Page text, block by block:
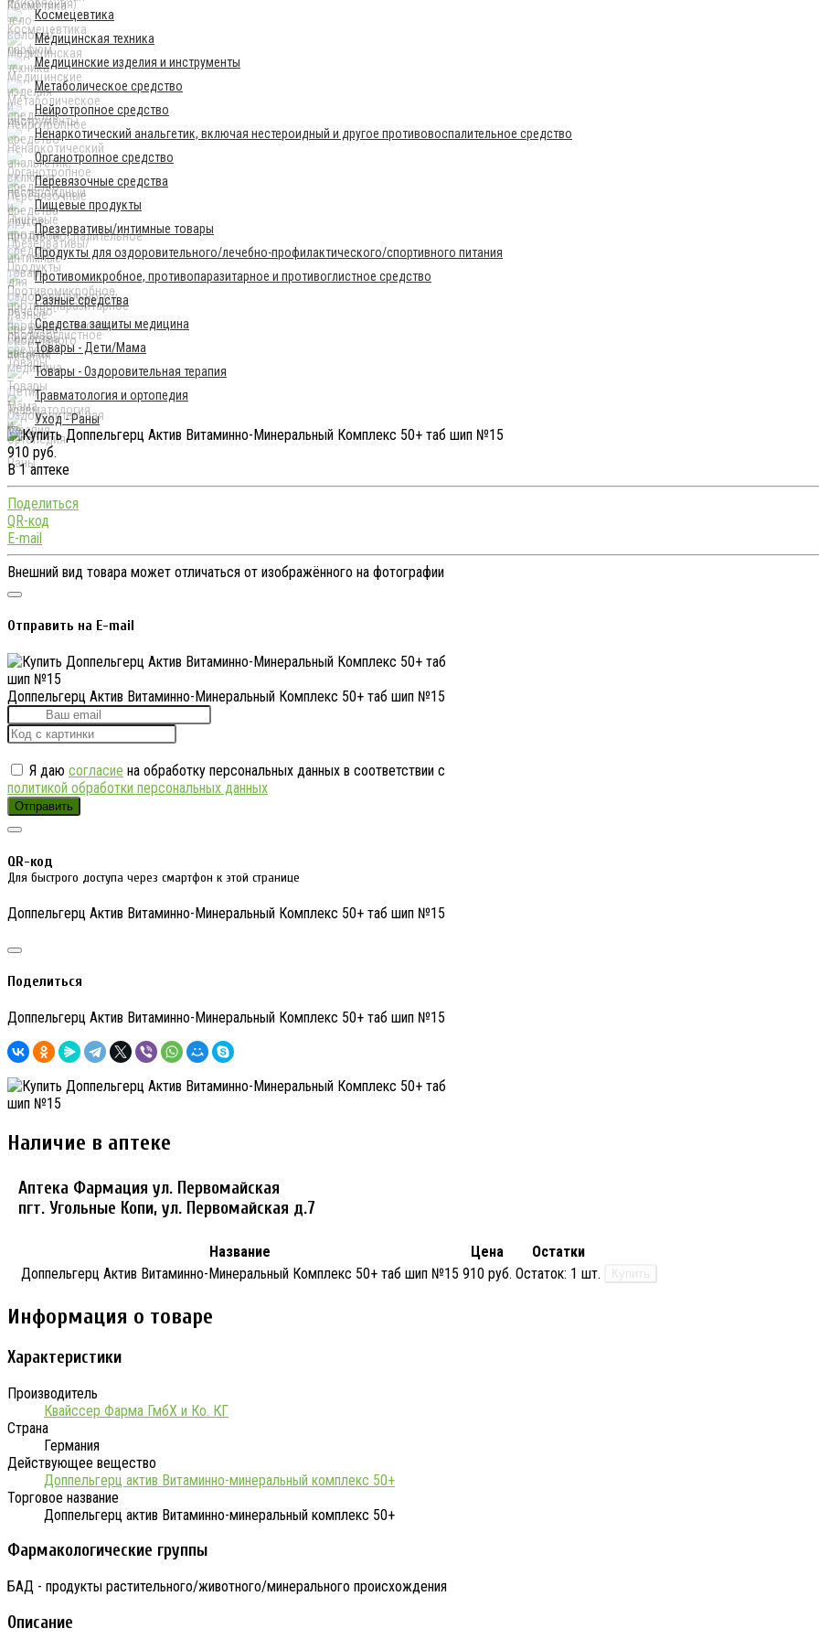
Космецевтика
Медицинская техника
Медицинские изделия и инструменты
Метаболическое средство
Нейротропное средство
Ненаркотический анальгетик, включая нестероидный и другое противовоспалительное средство
Органотропное средство
Перевязочные средства
Пищевые продукты
Презервативы/интимные товары
Продукты для оздоровительного/лечебно-профилактического/спортивного питания
Противомикробное, противопаразитарное и противоглистное средство
Разные средства
Средства защиты медицина
Товары - Дети/Мама
Товары - Оздоровительная терапия
Травматология и ортопедия
Уход - Раны
910 руб.
В 1 аптеке
Поделиться
QR-код
E-mail
Внешний вид товара может отличаться от изображённого на фотографии
Отправить на E-mail
Доппельгерц Актив Витаминно-Минеральный Комплекс 50+ таб шип №15
Я даю согласие на обработку персональных данных в соответствии с
политикой обработки персональных данных
Отправить
QR-код
Для быстрого доступа через смартфон к этой странице
Доппельгерц Актив Витаминно-Минеральный Комплекс 50+ таб шип №15
Поделиться
Доппельгерц Актив Витаминно-Минеральный Комплекс 50+ таб шип №15
Наличие в аптеке
Аптека Фармация ул. Первомайская
пгт. Угольные Копи, ул. Первомайская д.7
Название Цена
Остатки
Доппельгерц Актив Витаминно-Минеральный Комплекс 50+ таб шип №15 910 руб. Остаток: 1 шт. Купить
Информация о товаре
Характеристики
Производитель
Квайссер Фарма ГмбХ и Ко. КГ
Страна
Германия
Действующее вещество
Доппельгерц актив Витаминно-минеральный комплекс 50+
Торговое название
Доппельгерц актив Витаминно-минеральный комплекс 50+
Фармакологические группы
БАД - продукты растительного/животного/минерального происхождения
Описание